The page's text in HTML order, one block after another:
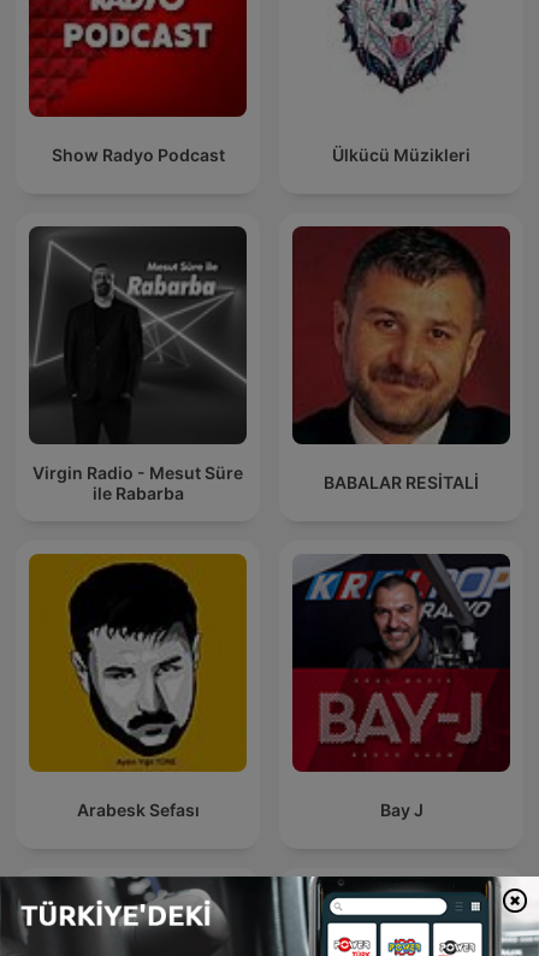
Show Radyo Podcast Ülkücü Müzikleri
Virgin Radio - Mesut Süre
ile Rabarba
BABALAR RESİTALİ
Arabesk Sefası Bay J